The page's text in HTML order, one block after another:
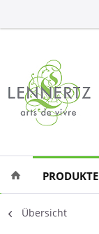
PRODUKTE
Übersicht